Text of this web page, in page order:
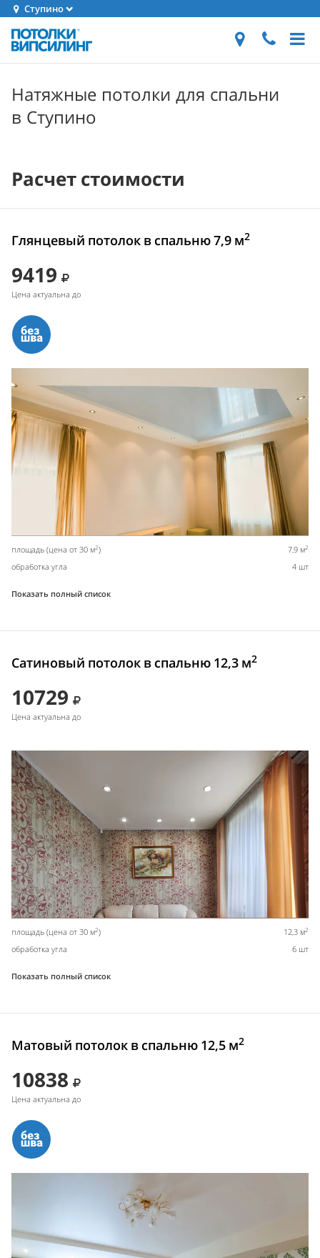
Ступино
Натяжные потолки для спальни
в Ступино
Расчет стоимости
Глянцевый потолок в спальню 7,9 м2
9419
Цена актуальна до
площадь (цена от 30 м2) 7,9 м2
обработка угла 4 шт
Показать полный список
Сатиновый потолок в спальню 12,3 м2
10729
Цена актуальна до
площадь (цена от 30 м2) 12,3 м2
обработка угла 6 шт
Показать полный список
Матовый потолок в спальню 12,5 м2
10838
Цена актуальна до